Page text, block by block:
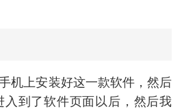
机上安装好这一款软件，然后
入到了软件页面以后，然后我